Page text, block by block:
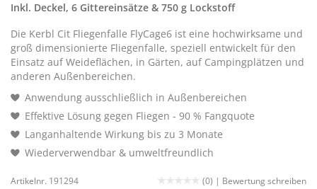
Inkl. Deckel, 6 Gittereinsätze & 750 g Lockstoff
Die Kerbl Cit Fliegenfalle FlyCage6 ist eine hochwirksame und
groß dimensionierte Fliegenfalle, speziell entwickelt für den
Einsatz auf Weideflächen, in Gärten, auf Campingplätzen und
anderen Außenbereichen.
Anwendung ausschließlich in Außenbereichen
Effektive Lösung gegen Fliegen - 90 % Fangquote
Langanhaltende Wirkung bis zu 3 Monate
Wiederverwendbar & umweltfreundlich
Artikelnr. 191294 (0) | Bewertung schreiben